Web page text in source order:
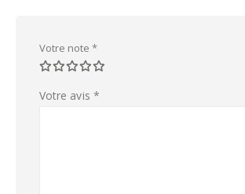
Votre note *
Votre avis *